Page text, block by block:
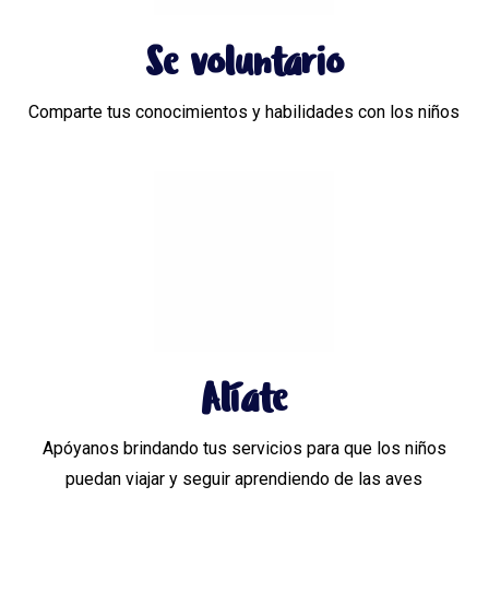
Se voluntario
Comparte tus conocimientos y habilidades con los niños
Alíate
Apóyanos brindando tus servicios para que los niños
puedan viajar y seguir aprendiendo de las aves